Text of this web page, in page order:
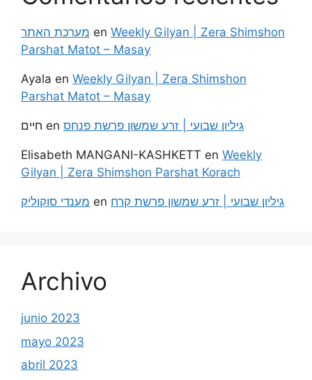
מערכת האתר en Weekly Gilyan | Zera Shimshon
Parshat Matot – Masay
Ayala en Weekly Gilyan | Zera Shimshon
Parshat Matot – Masay
חיים en גיליון שבועי | זרע שמשון פרשת פנחס
Elisabeth MANGANI-KASHKETT en Weekly
Gilyan | Zera Shimshon Parshat Korach
מענדי סוקוליק en גיליון שבועי | זרע שמשון פרשת קרח
Archivo
junio 2023
mayo 2023
abril 2023